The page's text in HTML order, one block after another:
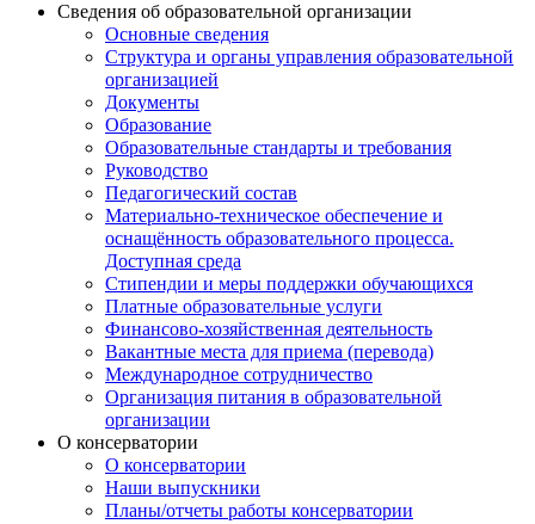
Сведения об образовательной организации
Основные сведения
Структура и органы управления образовательной
организацией
Документы
Образование
Образовательные стандарты и требования
Руководство
Педагогический состав
Материально-техническое обеспечение и
оснащённость образовательного процесса.
Доступная среда
Стипендии и меры поддержки обучающихся
Платные образовательные услуги
Финансово-хозяйственная деятельность
Вакантные места для приема (перевода)
Международное сотрудничество
Организация питания в образовательной
организации
О консерватории
О консерватории
Наши выпускники
Планы/отчеты работы консерватории